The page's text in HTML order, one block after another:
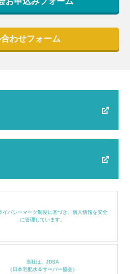
わせフォーム
イバシーマーク制度に基づき、個人情報を安全
に管理しています。
当社は、JDSA
（日本宅配水＆サーバー協会）